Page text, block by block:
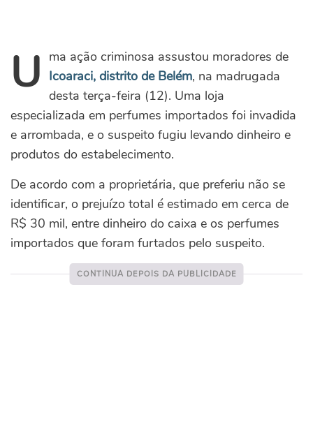
U ma ação criminosa assustou moradores de
Icoaraci, distrito de Belém, na madrugada
desta terça-feira (12). Uma loja
especializada em perfumes importados foi invadida
e arrombada, e o suspeito fugiu levando dinheiro e
produtos do estabelecimento.
De acordo com a proprietária, que preferiu não se
identificar, o prejuízo total é estimado em cerca de
R$ 30 mil, entre dinheiro do caixa e os perfumes
importados que foram furtados pelo suspeito.